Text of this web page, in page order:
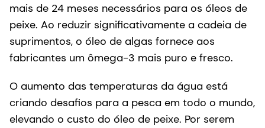
mais de 24 meses necessários para os óleos de
peixe. Ao reduzir significativamente a cadeia de
suprimentos, o óleo de algas fornece aos
fabricantes um ômega-3 mais puro e fresco.
O aumento das temperaturas da água está
criando desafios para a pesca em todo o mundo,
elevando o custo do óleo de peixe. Por serem